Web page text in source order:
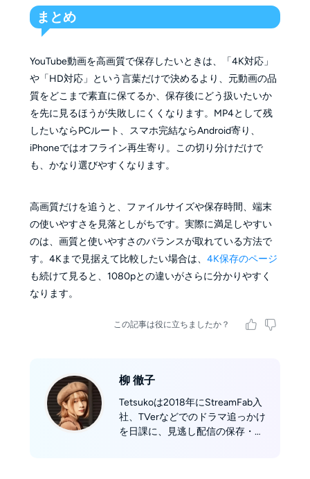
まとめ
YouTube動画を高画質で保存したいときは、「4K対応」
や「HD対応」という言葉だけで決めるより、元動画の品
質をどこまで素直に保てるか、保存後にどう扱いたいか
を先に見るほうが失敗しにくくなります。MP4として残
したいならPCルート、スマホ完結ならAndroid寄り、
iPhoneではオフライン再生寄り。この切り分けだけで
も、かなり選びやすくなります。
高画質だけを追うと、ファイルサイズや保存時間、端末
の使いやすさを見落としがちです。実際に満足しやすい
のは、画質と使いやすさのバランスが取れている方法で
す。4Kまで見据えて比較したい場合は、 4K保存のページ
も続けて見ると、1080pとの違いがさらに分かりやすく
なります。
この記事は役に立ちましたか？
柳 徹子
Tetsukoは2018年にStreamFab入
社、TVerなどでのドラマ追っかけ
を日課に、見逃し配信の保存・持